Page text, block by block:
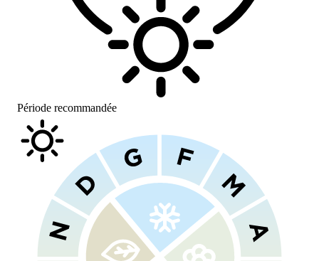
Période recommandée